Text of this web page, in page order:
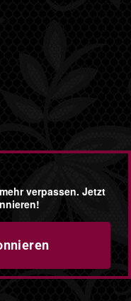
verpassen. Jetzt